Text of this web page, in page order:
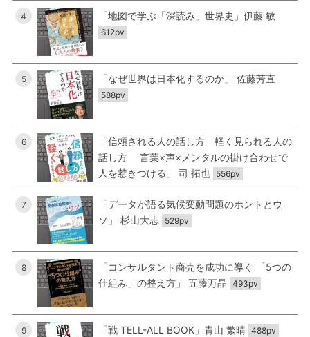
4 「地図で学ぶ「深読み」世界史」伊藤 敏
612pv
5 「なぜ世界は日本化するのか」 佐藤芳直
588pv
6
「信頼される人の話し方 軽く見られる人の
話し方 言葉×声×メンタルの掛け合わせで
人を惹きつける」 司 拓也 556pv
7
「データが語る気候変動問題のホントとウ
ソ」 杉山大志 529pv
8
「コンサルタント商売を成功に導く 「5つの
仕組み」の整え方」 五藤万晶 493pv
9 「戦 TELL-ALL BOOK」青山 繁晴 488pv